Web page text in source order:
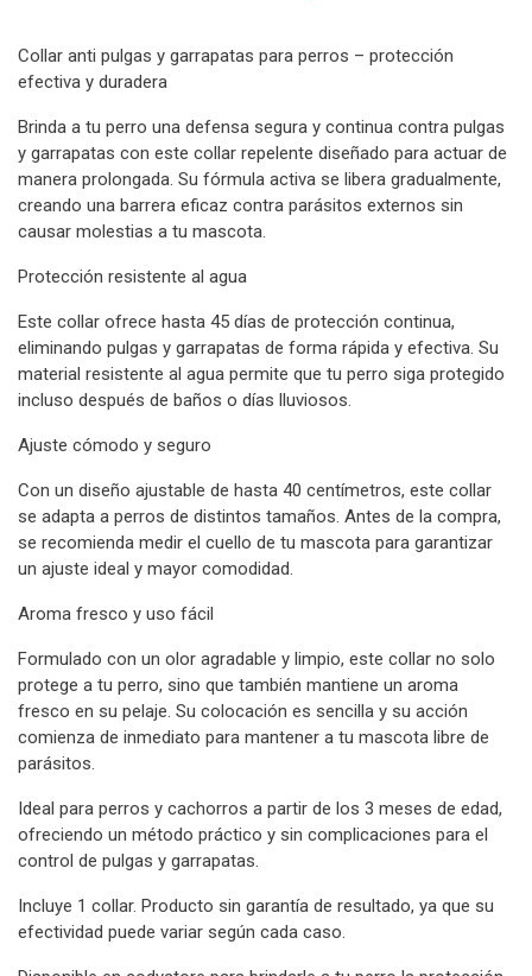
Collar anti pulgas y garrapatas para perros – protección
efectiva y duradera
Brinda a tu perro una defensa segura y continua contra pulgas
y garrapatas con este collar repelente diseñado para actuar de
manera prolongada. Su fórmula activa se libera gradualmente,
creando una barrera eficaz contra parásitos externos sin
causar molestias a tu mascota.
Protección resistente al agua
Este collar ofrece hasta 45 días de protección continua,
eliminando pulgas y garrapatas de forma rápida y efectiva. Su
material resistente al agua permite que tu perro siga protegido
incluso después de baños o días lluviosos.
Ajuste cómodo y seguro
Con un diseño ajustable de hasta 40 centímetros, este collar
se adapta a perros de distintos tamaños. Antes de la compra,
se recomienda medir el cuello de tu mascota para garantizar
un ajuste ideal y mayor comodidad.
Aroma fresco y uso fácil
Formulado con un olor agradable y limpio, este collar no solo
protege a tu perro, sino que también mantiene un aroma
fresco en su pelaje. Su colocación es sencilla y su acción
comienza de inmediato para mantener a tu mascota libre de
parásitos.
Ideal para perros y cachorros a partir de los 3 meses de edad,
ofreciendo un método práctico y sin complicaciones para el
control de pulgas y garrapatas.
Incluye 1 collar. Producto sin garantía de resultado, ya que su
efectividad puede variar según cada caso.